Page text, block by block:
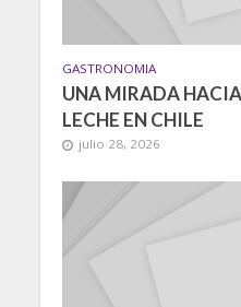
GASTRONOMIA
UNA MIRADA
LECHE EN CHILE
julio 28, 2026